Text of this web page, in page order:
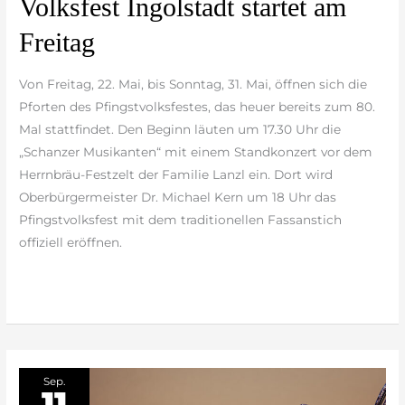
Volksfest Ingolstadt startet am
Freitag
Von Freitag, 22. Mai, bis Sonntag, 31. Mai, öffnen sich die
Pforten des Pfingstvolksfestes, das heuer bereits zum 80.
Mal stattfindet. Den Beginn läuten um 17.30 Uhr die
„Schanzer Musikanten“ mit einem Standkonzert vor dem
Herrnbräu-Festzelt der Familie Lanzl ein. Dort wird
Oberbürgermeister Dr. Michael Kern um 18 Uhr das
Pfingstvolksfest mit dem traditionellen Fassanstich
offiziell eröffnen.
startet
Freitag
Sep.